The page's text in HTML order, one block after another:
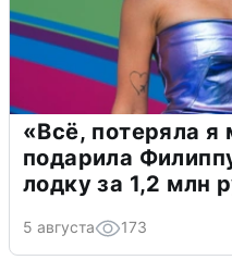
«Всё, потеряла
подарила
лодку за 1,2 млн
5 августа 173